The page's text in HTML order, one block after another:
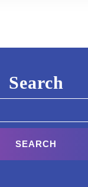
Search